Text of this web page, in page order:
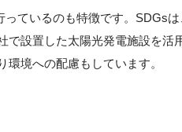
ているのも特徴です。SDGs
で設置した太陽光発電施設を
境への配慮もしています。